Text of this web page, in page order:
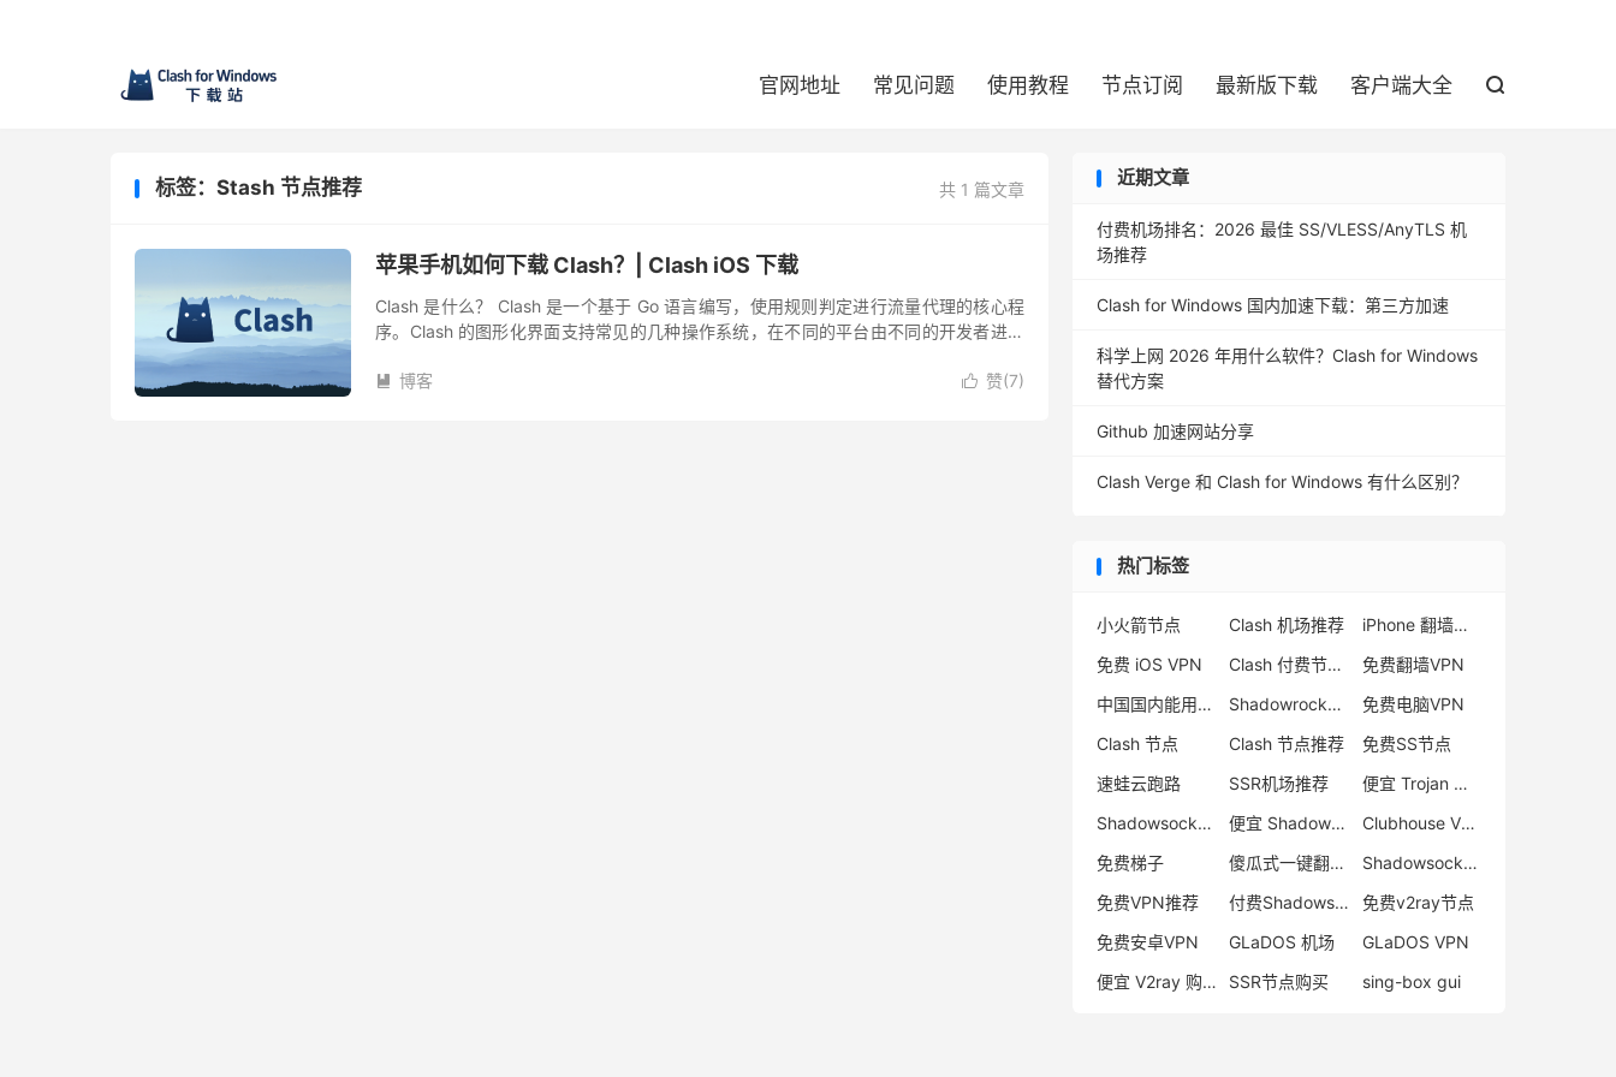
官网地址 常见问题 使用教程 节点订阅 最新版下载 客户端大全 
共 1 篇文章
标签：Stash 节点推荐
苹果手机如何下载 Clash？| Clash iOS 下载
Clash 是什么？ Clash 是一个基于 Go 语言编写，使用规则判定进行流量代理的核心程
序。Clash 的图形化界面支持常见的几种操作系统，在不同的平台由不同的开发者进行
 赞(7)
 博客
近期文章
付费机场排名：2026 最佳 SS/VLESS/AnyTLS 机
场推荐
Clash for Windows 国内加速下载：第三方加速
科学上网 2026 年用什么软件？Clash for Windows
替代方案
Github 加速网站分享
Clash Verge 和 Clash for Windows 有什么区别？
热门标签
小火箭节点 Clash 机场推荐
iPhone 翻墙代理软件
免费 iOS VPN
Clash 付费节点购买
免费翻墙VPN
中国国内能用的翻墙VPN推荐
Shadowrocket 地址
免费电脑VPN
Clash 节点
Clash 节点推荐
免费SS节点
速蛙云跑路
SSR机场推荐
便宜 Trojan 购买
Shadowsocks 付费节点
便宜 Shadowsocks 购买
Clubhouse VPN
免费梯子
傻瓜式一键翻墙VPN客户端
Shadowsocks 服务器
免费VPN推荐
付费Shadowsocks推荐
免费v2ray节点
免费安卓VPN
GLaDOS 机场
GLaDOS VPN
便宜 V2ray 购买
SSR节点购买 sing-box gui